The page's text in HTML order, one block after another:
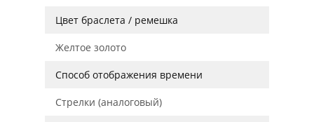
Цвет браслета / ремешка
Желтое золото
Способ отображения времени
Стрелки (аналоговый)